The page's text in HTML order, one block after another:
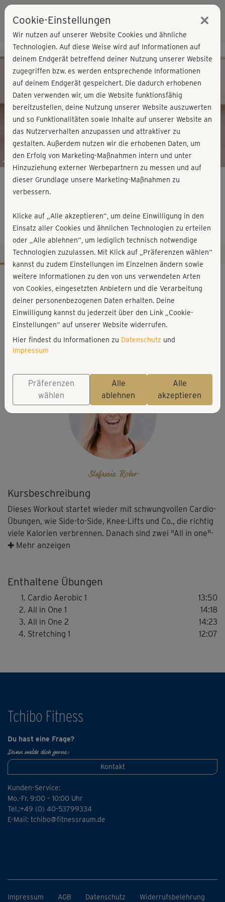
Play
Video
Kursvorschau - Jetzt mitmachen!
Schlank & fit - Cardio, All in one 1 (Kurs
21)
Kursbeschreibung
Dieses Workout startet wieder mit schwungvollen Cardio-
Übungen, wie Side-to-Side, Knee-Lifts und Co., die richtig
viele Kalorien verbrennen. Danach sind zwei "All in one"-
Blöcke dran, die deinen Körper mit weiteren Ausdauer-
Bänder. Achte bei allen Übungen auf eine gute
Körperspannung und -haltung. Bleibe dabei bei der
Intensität, die für dich gut machbar ist.
Hinweis: Die verschiedenen Kursvarianten sind so
✚ Mehr anzeigen
Enthaltene Übungen
Cardio Aerobic 1
13:50
All in One 1
14:18
All in One 2
14:23
Stretching 1
12:07
Workout-Facts
mittelschwer
55 Min
419 kcal
Stefanie Rohr
Matte
Stefanie Rohr
Tchibo Fitness
Du hast eine Frage?
Dann melde dich gerne:
Kontakt
Kunden-Service:
Mo.-Fr. 9:00 – 10:00 Uhr
Tel.:+49 (0) 40-53799334
E-Mail: tchibo@fitnessraum.de
Impressum AGB Datenschutz Widerrufsbelehrung
Cookie-Einstellungen ×
Wir nutzen auf unserer Website Cookies und ähnliche
Technologien. Auf diese Weise wird auf Informationen auf
deinem Endgerät betreffend deiner Nutzung unserer Website
zugegriffen bzw. es werden entsprechende Informationen
auf deinem Endgerät gespeichert. Die dadurch erhobenen
Daten verwenden wir, um die Website funktionsfähig
bereitzustellen, deine Nutzung unserer Website auszuwerten
und so Funktionalitäten sowie Inhalte auf unserer Website an
das Nutzerverhalten anzupassen und attraktiver zu
gestalten. Außerdem nutzen wir die erhobenen Daten, um
den Erfolg von Marketing-Maßnahmen intern und unter
Hinzuziehung externer Werbepartnern zu messen und auf
dieser Grundlage unsere Marketing-Maßnahmen zu
verbessern.
Klicke auf „Alle akzeptieren“, um deine Einwilligung in den
Einsatz aller Cookies und ähnlichen Technologien zu erteilen
oder „Alle ablehnen“, um lediglich technisch notwendige
Technologien zuzulassen. Mit Klick auf „Präferenzen wählen“
kannst du zudem Einstellungen im Einzelnen ändern sowie
weitere Informationen zu den von uns verwendeten Arten
von Cookies, eingesetzten Anbietern und die Verarbeitung
deiner personenbezogenen Daten erhalten. Deine
Einwilligung kannst du jederzeit über den Link „Cookie-
Einstellungen“ auf unserer Website widerrufen.
Hier findest du Informationen zu Datenschutz und
Impressum
Präferenzen
wählen
Alle
ablehnen
Alle
akzeptieren